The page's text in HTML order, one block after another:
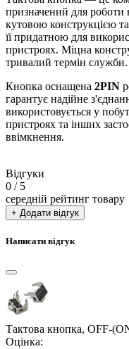
призначений для роботи
кутовою конструкцією
її придатною для
пристроях. Міцна
тривалий термін служби.
Кнопка оснащена 2PIN
гарантує надійне
використовується у
пристроях та інших
ввімкнення.
Відгуки
0 / 5
середній рейтинг товару
+ Додати відгук
Написати відгук
Тактова кнопка, OFF-
Оцінка: